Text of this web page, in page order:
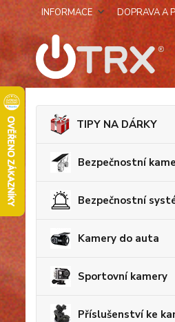
INFORMACE DOPRAVA A
TIPY NA DÁRKY
Bezpečnostní
Bezpečnostní
Kamery do auta
Sportovní kamery
Příslušenství ke